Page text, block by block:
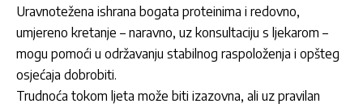
Uravnotežena ishrana bogata proteinima i redovno,
umjereno kretanje – naravno, uz konsultaciju s ljekarom –
mogu pomoći u održavanju stabilnog raspoloženja i opšteg
osjećaja dobrobiti.
Trudnoća tokom ljeta može biti izazovna, ali uz pravilan